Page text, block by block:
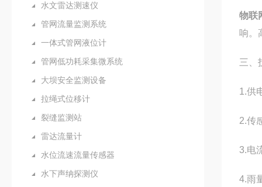
水文雷达测速仪
管网流量监测系统
一体式管网液位计
管网低功耗采集微系统
大坝安全监测设备
拉绳式位移计
裂缝监测站
雷达流量计
水位流速流量传感器
水下声纳探测仪
物联
响。
三、
1.供
2.传
3.电
4.雨